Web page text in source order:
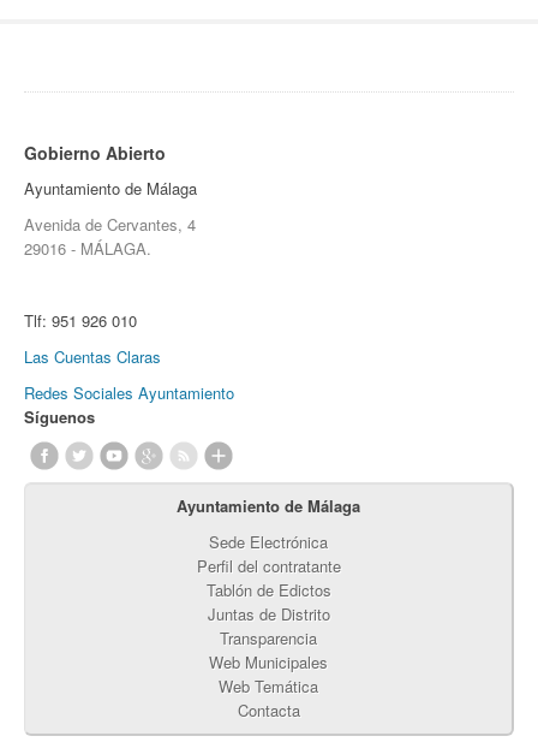
Gobierno Abierto
Ayuntamiento de Málaga
Avenida de Cervantes, 4
29016 - MÁLAGA.
Tlf: 951 926 010
Las Cuentas Claras
Redes Sociales Ayuntamiento
Síguenos
Ayuntamiento de Málaga
Sede Electrónica
Perfil del contratante
Tablón de Edictos
Juntas de Distrito
Transparencia
Web Municipales
Web Temática
Contacta